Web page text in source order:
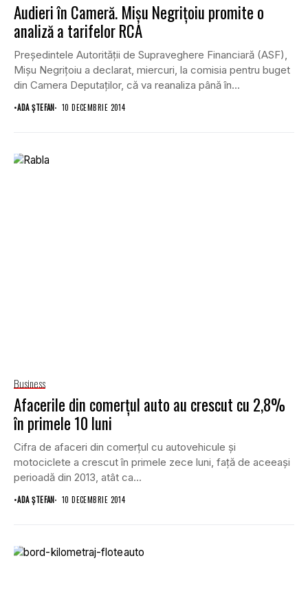
Audieri în Cameră. Mişu Negriţoiu promite o
analiză a tarifelor RCA
Preşedintele Autorităţii de Supraveghere Financiară (ASF),
Mişu Negriţoiu a declarat, miercuri, la comisia pentru buget
din Camera Deputaţilor, că va reanaliza până în...
•ADA ȘTEFAN 10 DECEMBRIE 2014
Business
Afacerile din comerţul auto au crescut cu 2,8%
în primele 10 luni
Cifra de afaceri din comerţul cu autovehicule şi
motociclete a crescut în primele zece luni, faţă de aceeaşi
perioadă din 2013, atât ca...
•ADA ȘTEFAN 10 DECEMBRIE 2014